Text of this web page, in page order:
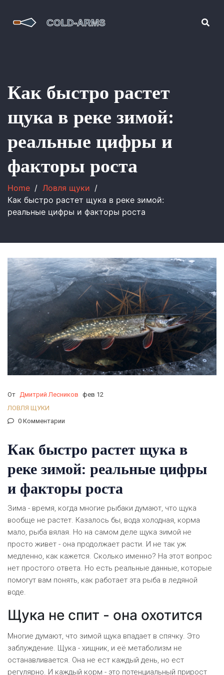
Как быстро растет
щука в реке зимой:
реальные цифры и
факторы роста
Home
Ловля щуки
Как быстро растет щука в реке зимой:
реальные цифры и факторы роста
От Дмитрий Лесников фев 12
ЛОВЛЯ ЩУКИ
0 Комментарии
Как быстро растет щука в
реке зимой: реальные цифры
и факторы роста
Зима - время, когда многие рыбаки думают, что щука
вообще не растет. Казалось бы, вода холодная, корма
мало, рыба вялая. Но на самом деле щука зимой не
просто живет - она продолжает расти. И не так уж
медленно, как кажется. Сколько именно? На этот вопрос
нет простого ответа. Но есть реальные данные, которые
помогут вам понять, как работает эта рыба в ледяной
воде.
Щука не спит - она охотится
Многие думают, что зимой щука впадает в спячку. Это
заблуждение. Щука - хищник, и её метаболизм не
останавливается. Она не ест каждый день, но ест
регулярно. И каждый корм - это потенциальный прирост